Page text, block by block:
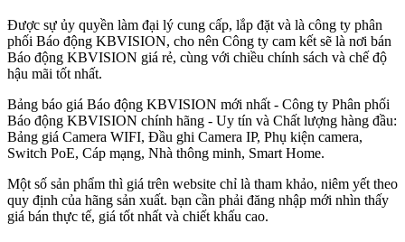
Được sự ủy quyền làm đại lý cung cấp, lắp đặt và là công ty phân
phối Báo động KBVISION, cho nên Công ty cam kết sẽ là nơi bán
Báo động KBVISION giá rẻ, cùng với chiều chính sách và chế độ
hậu mãi tốt nhất.
Bảng báo giá Báo động KBVISION mới nhất - Công ty Phân phối
Báo động KBVISION chính hãng - Uy tín và Chất lượng hàng đầu:
Bảng giá Camera WIFI, Đầu ghi Camera IP, Phụ kiện camera,
Switch PoE, Cáp mạng, Nhà thông minh, Smart Home.
Một số sản phẩm thì giá trên website chỉ là tham khảo, niêm yết theo
quy định của hãng sản xuất. bạn cần phải đăng nhập mới nhìn thấy
giá bán thực tế, giá tốt nhất và chiết khấu cao.